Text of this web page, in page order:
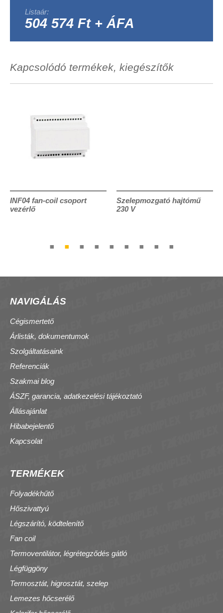
Listaár:
504 574 Ft + ÁFA
Kapcsolódó termékek, kiegészítők
INF04 fan-coil csoport
vezérlő
Szelepmozgató hajtómű
230 V
NAVIGÁLÁS
Cégismertető
Árlisták, dokumentumok
Szolgáltatásaink
Referenciák
Szakmai blog
ÁSZF, garancia, adatkezelési tájékoztató
Állásajánlat
Hibabejelentő
Kapcsolat
TERMÉKEK
Folyadékhűtő
Hőszivattyú
Légszárító, ködtelenítő
Fan coil
Termoventilátor, légrétegződés gátló
Légfüggöny
Termosztát, higrosztát, szelep
Lemezes hőcserélő